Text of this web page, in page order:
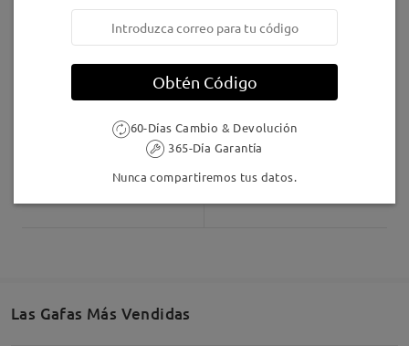
AC49995 24,95 € F907 17,00 €
7,00 €
Las Gafas Más Vendidas
Obtén Código
60-Días Cambio & Devolución
365-Día Garantía
Nunca compartiremos tus datos.